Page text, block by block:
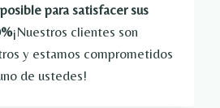
para satisfacer sus
¡Nuestros clientes son
y estamos comprometidos
de ustedes!